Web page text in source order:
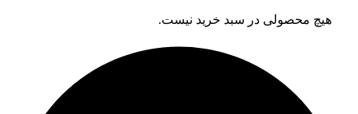
هیچ محصولی در سبد خرید نیست.